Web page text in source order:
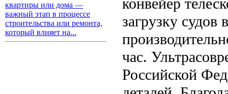
квартиры или дома —
важный этап в процессе
строительства или ремонта,
который влияет на...
конвейер
загрузку судов
час.
Российской